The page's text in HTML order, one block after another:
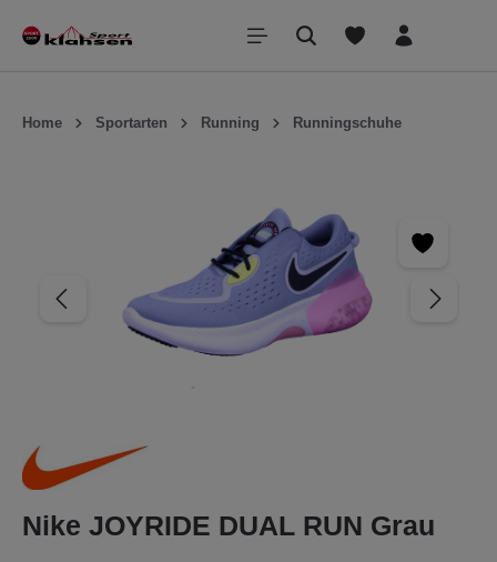
springen
Home Sportarten Running Runningschuhe
Nike JOYRIDE DUAL RUN Grau